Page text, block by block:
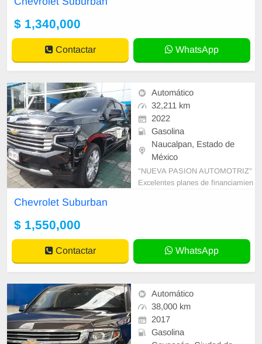
$ 1,340,000
Contactar WhatsApp
Automático
32,211 km
2022
Gasolina
Naucalpan, Estado de
México
"NUEVA PASION AUTOMOTRIZ"
Excelentes planes de financiamien
Chevrolet Suburban
$ 1,550,000
Contactar WhatsApp
Automático
38,000 km
2017
Gasolina